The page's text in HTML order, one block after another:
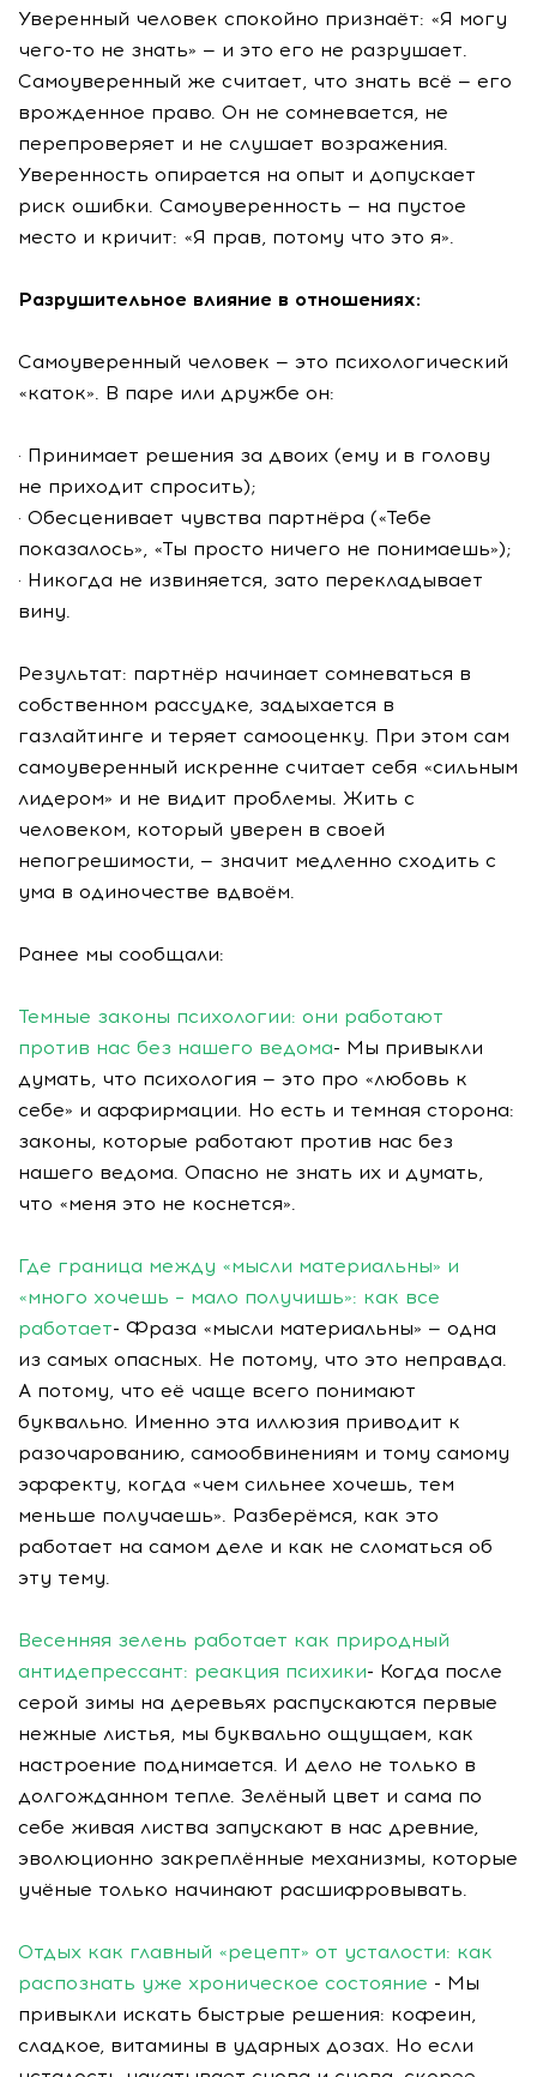
Уверенный человек спокойно признаёт: «Я могу
чего-то не знать» — и это его не разрушает.
Самоуверенный же считает, что знать всё — его
врожденное право. Он не сомневается, не
перепроверяет и не слушает возражения.
Уверенность опирается на опыт и допускает
риск ошибки. Самоуверенность — на пустое
место и кричит: «Я прав, потому что это я».
Разрушительное влияние в отношениях:
Самоуверенный человек — это психологический
«каток». В паре или дружбе он:
· Принимает решения за двоих (ему и в голову
не приходит спросить);
· Обесценивает чувства партнёра («Тебе
показалось», «Ты просто ничего не понимаешь»);
· Никогда не извиняется, зато перекладывает
вину.
Результат: партнёр начинает сомневаться в
собственном рассудке, задыхается в
газлайтинге и теряет самооценку. При этом сам
самоуверенный искренне считает себя «сильным
лидером» и не видит проблемы. Жить с
человеком, который уверен в своей
непогрешимости, — значит медленно сходить с
ума в одиночестве вдвоём.
Ранее мы сообщали:
Темные законы психологии: они работают
против нас без нашего ведома- Мы привыкли
думать, что психология — это про «любовь к
себе» и аффирмации. Но есть и темная сторона:
законы, которые работают против нас без
нашего ведома. Опасно не знать их и думать,
что «меня это не коснется».
Где граница между «мысли материальны» и
«много хочешь – мало получишь»: как все
работает- Фраза «мысли материальны» — одна
из самых опасных. Не потому, что это неправда.
А потому, что её чаще всего понимают
буквально. Именно эта иллюзия приводит к
разочарованию, самообвинениям и тому самому
эффекту, когда «чем сильнее хочешь, тем
меньше получаешь». Разберёмся, как это
работает на самом деле и как не сломаться об
эту тему.
Весенняя зелень работает как природный
антидепрессант: реакция психики- Когда после
серой зимы на деревьях распускаются первые
нежные листья, мы буквально ощущаем, как
настроение поднимается. И дело не только в
долгожданном тепле. Зелёный цвет и сама по
себе живая листва запускают в нас древние,
эволюционно закреплённые механизмы, которые
учёные только начинают расшифровывать.
Отдых как главный «рецепт» от усталости: как
распознать уже хроническое состояние - Мы
привыкли искать быстрые решения: кофеин,
сладкое, витамины в ударных дозах. Но если